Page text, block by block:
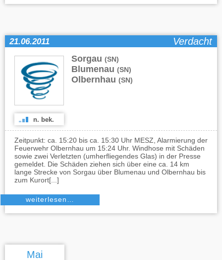
21.06.2011 Verdacht
Sorgau (SN)
Blumenau (SN)
Olbernhau (SN)
n. bek.
Zeitpunkt: ca. 15:20 bis ca. 15:30 Uhr MESZ, Alarmierung der
Feuerwehr Olbernhau um 15:24 Uhr. Windhose mit Schäden
sowie zwei Verletzten (umherfliegendes Glas) in der Presse
gemeldet. Die Schäden ziehen sich über eine ca. 14 km
lange Strecke von Sorgau über Blumenau und Olbernhau bis
zum Kurort[...]
weiterlesen…
Mai